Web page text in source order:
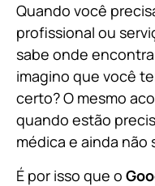
Quando você
profissional ou
sabe onde
imagino que você
certo? O mesmo
quando estão
médica e ainda não
É por isso que o